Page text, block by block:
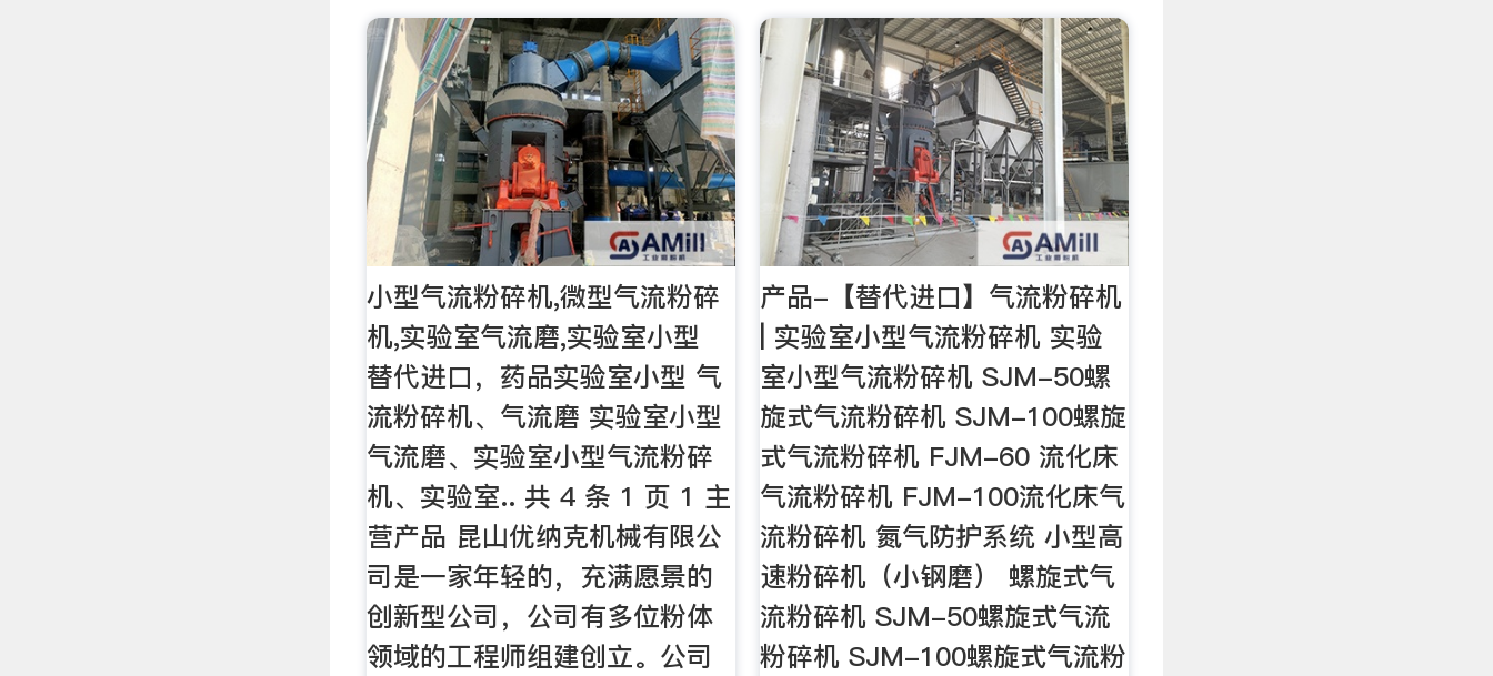
小型气流粉碎机,微型气流粉碎
机,实验室气流磨,实验室小型
替代进口，药品实验室小型 气
流粉碎机、气流磨 实验室小型
气流磨、实验室小型气流粉碎
机、实验室.. 共 4 条 1 页 1 主
营产品 昆山优纳克机械有限公
司是一家年轻的，充满愿景的
创新型公司，公司有多位粉体
领域的工程师组建创立。公司
产品-【替代进口】气流粉碎机
| 实验室小型气流粉碎机 实验
室小型气流粉碎机 SJM-50螺
旋式气流粉碎机 SJM-100螺旋
式气流粉碎机 FJM-60 流化床
气流粉碎机 FJM-100流化床气
流粉碎机 氮气防护系统 小型高
速粉碎机（小钢磨） 螺旋式气
流粉碎机 SJM-50螺旋式气流
粉碎机 SJM-100螺旋式气流粉